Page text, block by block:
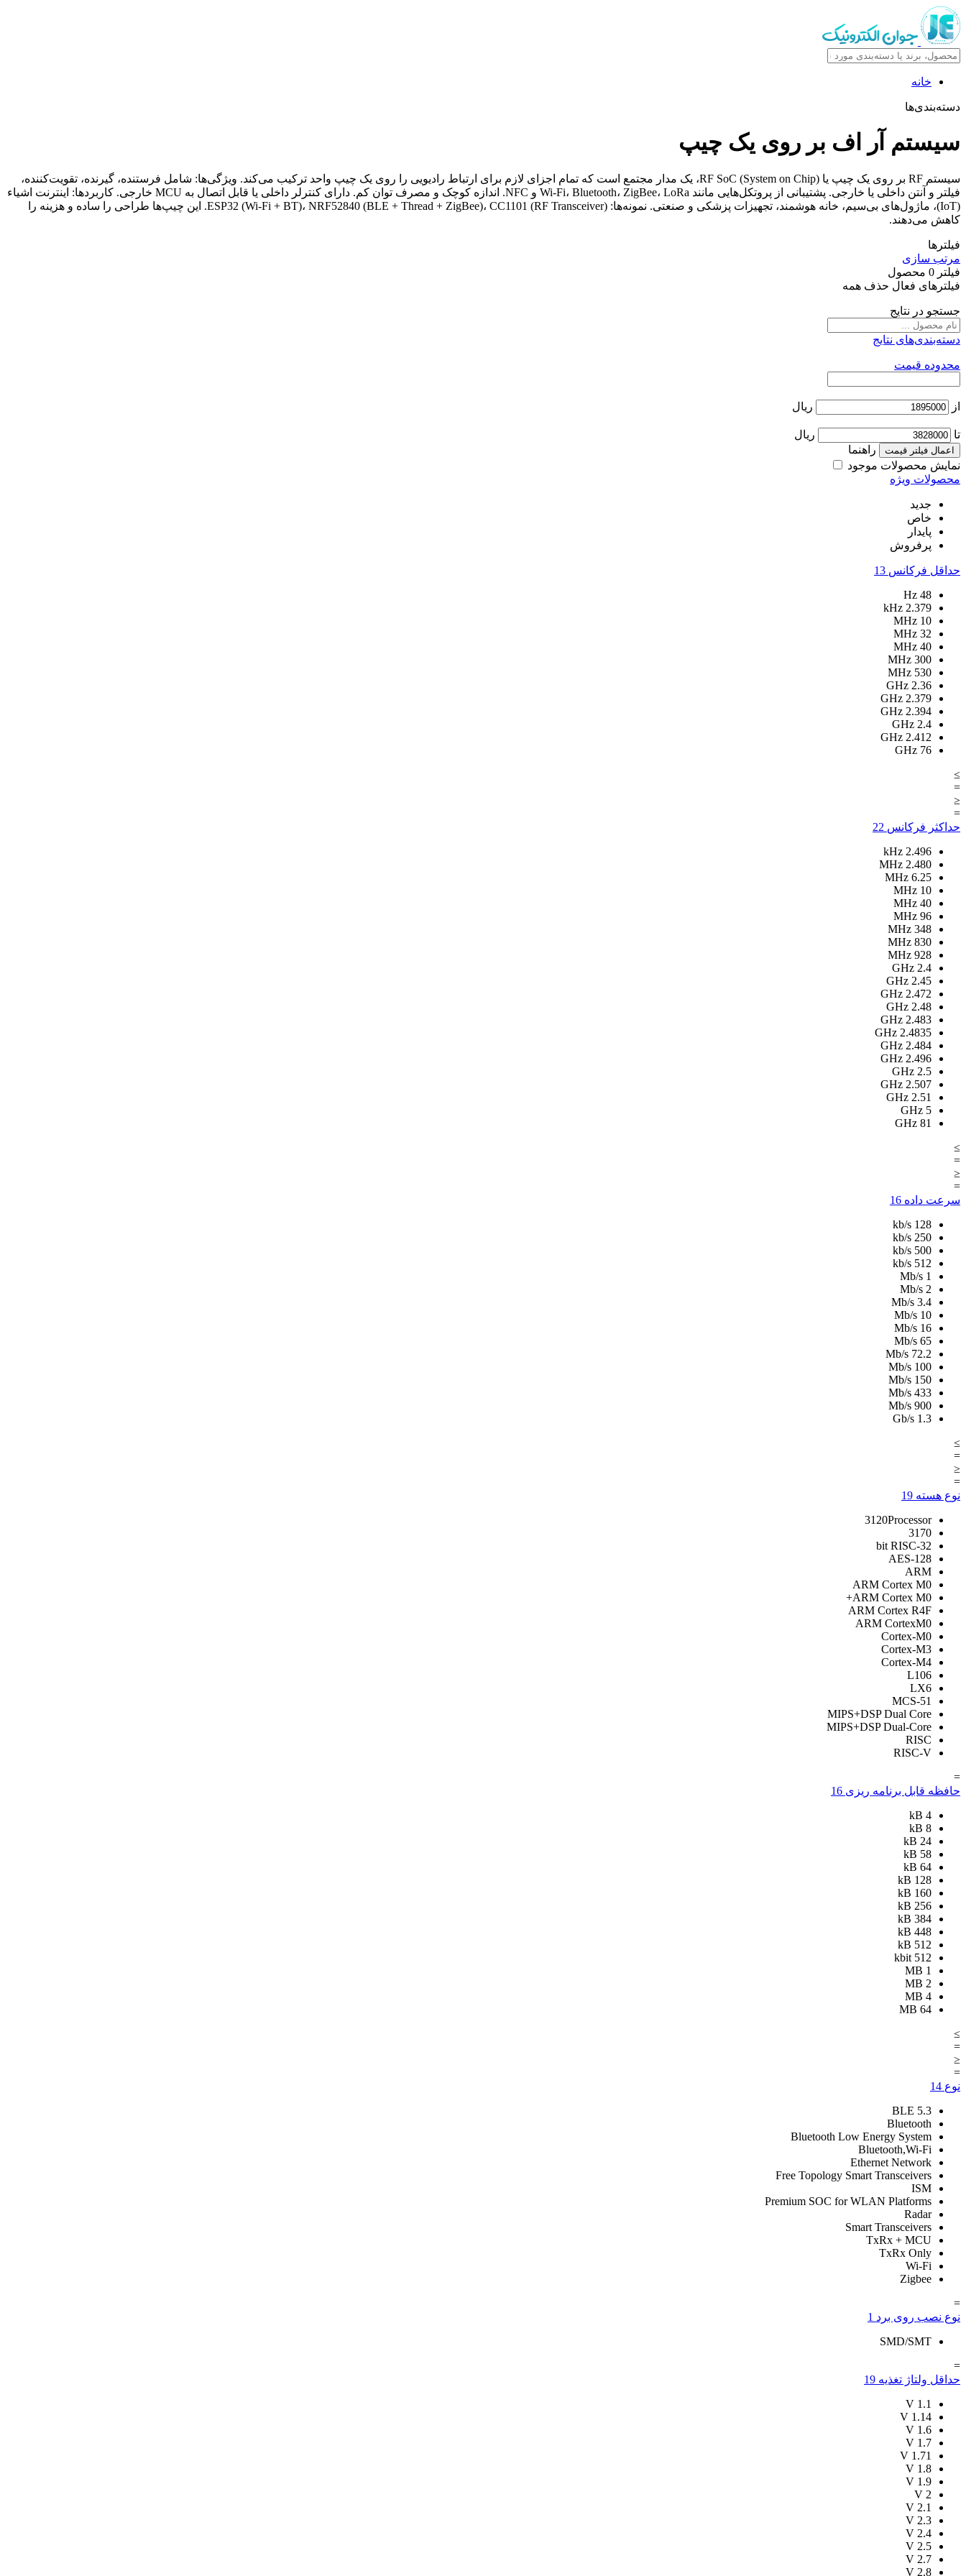
خانه
دسته‌بندی‌ها
سیستم آر اف بر روی یک چیپ
سیستم RF بر روی یک چیپ یا RF SoC (System on Chip)، یک مدار مجتمع است که تمام اجزای لازم برای ارتباط رادیویی را روی یک چیپ واحد ترکیب می‌کند. ویژگی‌ها: شامل فرستنده، گیرنده، تقویت‌کننده،
فیلتر و آنتن داخلی یا خارجی. پشتیبانی از پروتکل‌هایی مانند Wi-Fi، Bluetooth، ZigBee، LoRa و NFC. اندازه کوچک و مصرف توان کم. دارای کنترلر داخلی یا قابل اتصال به MCU خارجی. کاربردها: اینترنت اشیاء
(IoT)، ماژول‌های بی‌سیم، خانه هوشمند، تجهیزات پزشکی و صنعتی. نمونه‌ها: ESP32 (Wi-Fi + BT)، NRF52840 (BLE + Thread + ZigBee)، CC1101 (RF Transceiver). این چیپ‌ها طراحی را ساده و هزینه را
کاهش می‌دهند.
فیلترها
مرتب سازی
فیلتر 0 محصول
فیلترهای فعال حذف همه
جستجو در نتایج
دسته‌بندی‌های نتایج
محدوده قیمت
از ریال
تا ریال
اعمال فیلتر قیمت
راهنما
نمایش محصولات موجود
محصولات ویژه
جدید
خاص
پایدار
پرفروش
حداقل فرکانس 13
48
Hz
2.379
kHz
10
MHz
32
MHz
40
MHz
300
MHz
530
MHz
2.36
GHz
2.379
GHz
2.394
GHz
2.4
GHz
2.412
GHz
76
GHz
≥
=
≤
=
حداکثر فرکانس 22
2.496
kHz
2.480
MHz
6.25
MHz
10
MHz
40
MHz
96
MHz
348
MHz
830
MHz
928
MHz
2.4
GHz
2.45
GHz
2.472
GHz
2.48
GHz
2.483
GHz
2.4835
GHz
2.484
GHz
2.496
GHz
2.5
GHz
2.507
GHz
2.51
GHz
5
GHz
81
GHz
≥
=
≤
=
سرعت داده 16
128
kb/s
250
kb/s
500
kb/s
512
kb/s
1
Mb/s
2
Mb/s
3.4
Mb/s
10
Mb/s
16
Mb/s
65
Mb/s
72.2
Mb/s
100
Mb/s
150
Mb/s
433
Mb/s
900
Mb/s
1.3
Gb/s
≥
=
≤
=
نوع هسته 19
3120Processor
3170
32-bit RISC
AES-128
ARM
ARM Cortex M0
ARM Cortex M0+
ARM Cortex R4F
ARM CortexM0
Cortex-M0
Cortex-M3
Cortex-M4
L106
LX6
MCS-51
MIPS+DSP Dual Core
MIPS+DSP Dual-Core
RISC
RISC-V
=
حافظه قابل برنامه ریزی 16
4
kB
8
kB
24
kB
58
kB
64
kB
128
kB
160
kB
256
kB
384
kB
448
kB
512
kB
512
kbit
1
MB
2
MB
4
MB
64
MB
≥
=
≤
=
نوع 14
BLE 5.3
Bluetooth
Bluetooth Low Energy System
Bluetooth,Wi-Fi
Ethernet Network
Free Topology Smart Transceivers
ISM
Premium SOC for WLAN Platforms
Radar
Smart Transceivers
TxRx + MCU
TxRx Only
Wi-Fi
Zigbee
=
نوع نصب روی برد 1
SMD/SMT
=
حداقل ولتاژ تغذیه 19
1.1
V
1.14
V
1.6
V
1.7
V
1.71
V
1.8
V
1.9
V
2
V
2.1
V
2.3
V
2.4
V
2.5
V
2.7
V
2.8
V